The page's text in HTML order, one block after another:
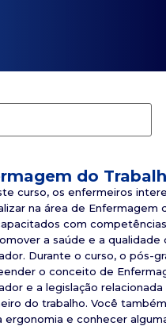
do
curso, os enfermeiros
na área de Enfermagem
com
a saúde e a qualidade
Durante o curso, o pós-
o conceito de
e a legislação
do trabalho. Você
ergonomia e conhecer